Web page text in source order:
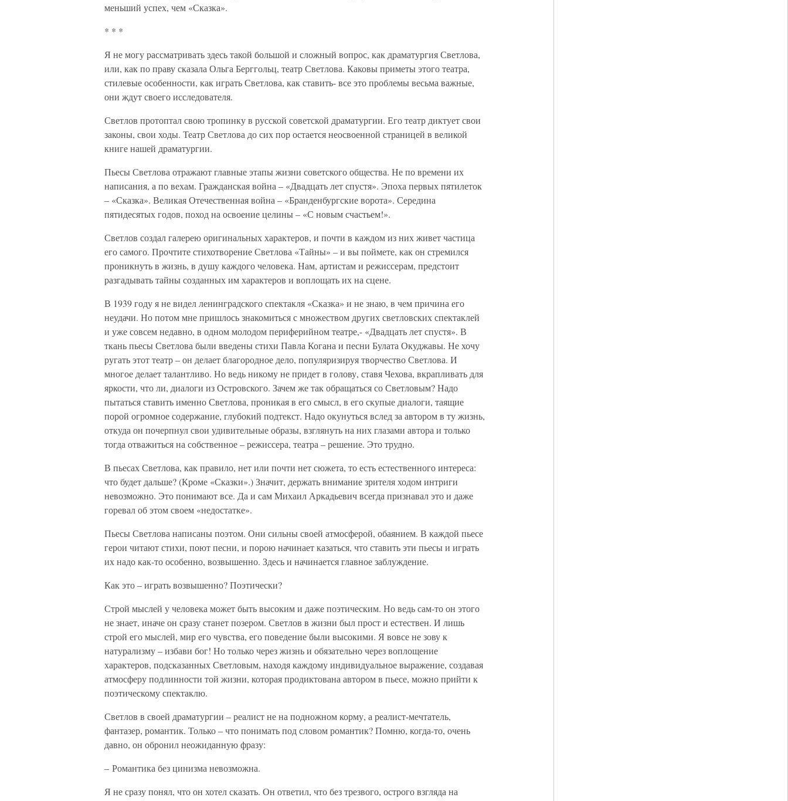
меньший успех, чем «Сказка».
* * *
Я не могу рассматривать здесь такой большой и сложный вопрос, как драматургия Светлова,
или, как по праву сказала Ольга Берггольц, театр Светлова. Каковы приметы этого театра,
стилевые особенности, как играть Светлова, как ставить- все это проблемы весьма важные,
они ждут своего исследователя.
Светлов протоптал свою тропинку в русской советской драматургии. Его театр диктует свои
законы, свои ходы. Театр Светлова до сих пор остается неосвоенной страницей в великой
книге нашей драматургии.
Пьесы Светлова отражают главные этапы жизни советского общества. Не по времени их
написания, а по вехам. Гражданская война – «Двадцать лет спустя». Эпоха первых пятилеток
– «Сказка». Великая Отечественная война – «Бранденбургские ворота». Середина
пятидесятых годов, поход на освоение целины – «С новым счастьем!».
Светлов создал галерею оригинальных характеров, и почти в каждом из них живет частица
его самого. Прочтите стихотворение Светлова «Тайны» – и вы поймете, как он стремился
проникнуть в жизнь, в душу каждого человека. Нам, артистам и режиссерам, предстоит
разгадывать тайны созданных им характеров и воплощать их на сцене.
В 1939 году я не видел ленинградского спектакля «Сказка» и не знаю, в чем причина его
неудачи. Но потом мне пришлось знакомиться с множеством других светловских спектаклей
и уже совсем недавно, в одном молодом периферийном театре,- «Двадцать лет спустя». В
ткань пьесы Светлова были введены стихи Павла Когана и песни Булата Окуджавы. Не хочу
ругать этот театр – он делает благородное дело, популяризируя творчество Светлова. И
многое делает талантливо. Но ведь никому не придет в голову, ставя Чехова, вкрапливать для
яркости, что ли, диалоги из Островского. Зачем же так обращаться со Светловым? Надо
пытаться ставить именно Светлова, проникая в его смысл, в его скупые диалоги, таящие
порой огромное содержание, глубокий подтекст. Надо окунуться вслед за автором в ту жизнь,
откуда он почерпнул свои удивительные образы, взглянуть на них глазами автора и только
тогда отважиться на собственное – режиссера, театра – решение. Это трудно.
В пьесах Светлова, как правило, нет или почти нет сюжета, то есть естественного интереса:
что будет дальше? (Кроме «Сказки».) Значит, держать внимание зрителя ходом интриги
невозможно. Это понимают все. Да и сам Михаил Аркадьевич всегда признавал это и даже
горевал об этом своем «недостатке».
Пьесы Светлова написаны поэтом. Они сильны своей атмосферой, обаянием. В каждой пьесе
герои читают стихи, поют песни, и порою начинает казаться, что ставить эти пьесы и играть
их надо как-то особенно, возвышенно. Здесь и начинается главное заблуждение.
Как это – играть возвышенно? Поэтически?
Строй мыслей у человека может быть высоким и даже поэтическим. Но ведь сам-то он этого
не знает, иначе он сразу станет позером. Светлов в жизни был прост и естествен. И лишь
строй его мыслей, мир его чувства, его поведение были высокими. Я вовсе не зову к
натурализму – избави бог! Но только через жизнь и обязательно через воплощение
характеров, подсказанных Светловым, находя каждому индивидуальное выражение, создавая
атмосферу подлинности той жизни, которая продиктована автором в пьесе, можно прийти к
поэтическому спектаклю.
Светлов в своей драматургии – реалист не на подножном корму, а реалист-мечтатель,
фантазер, романтик. Только – что понимать под словом романтик? Помню, когда-то, очень
давно, он обронил неожиданную фразу:
– Романтика без цинизма невозможна.
Я не сразу понял, что он хотел сказать. Он ответил, что без трезвого, острого взгляда на